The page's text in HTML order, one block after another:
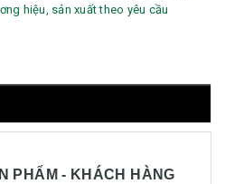
hiệu, sản xuất theo yêu cầu
PHẨM - KHÁCH HÀNG